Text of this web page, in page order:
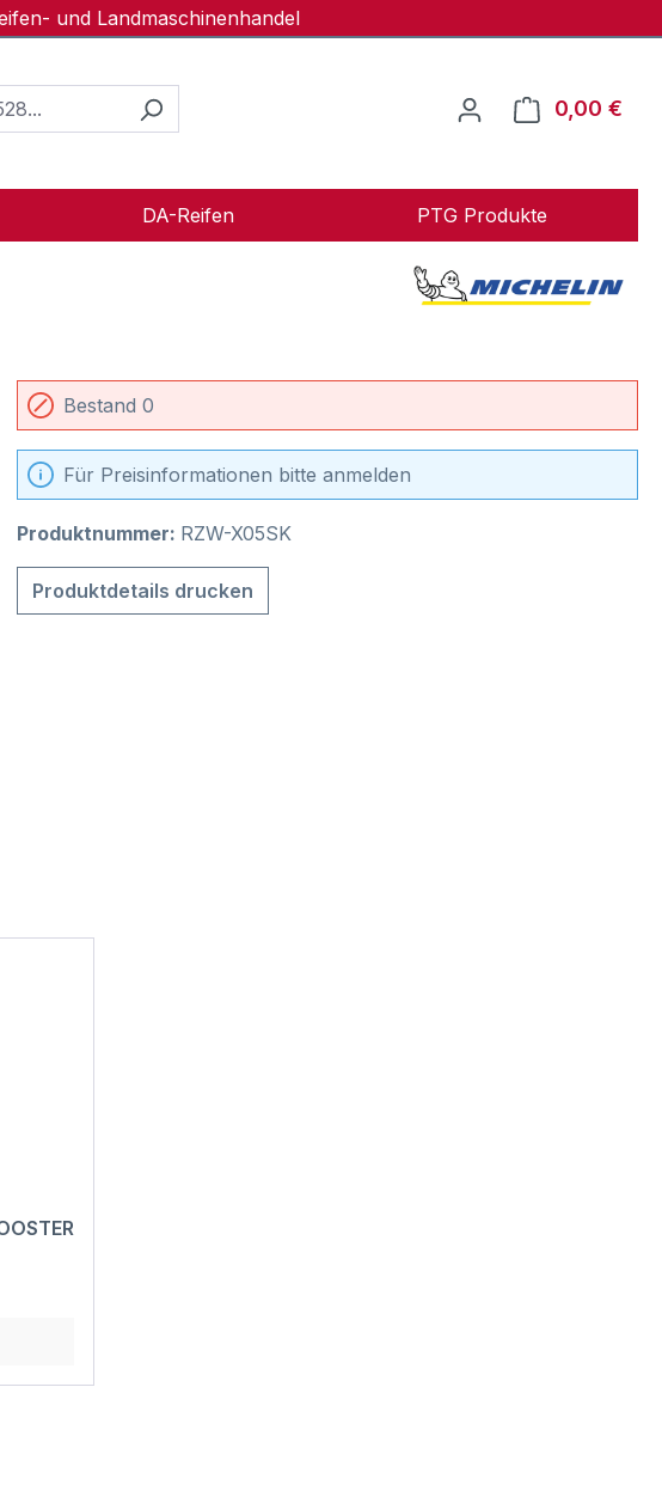
und Landmaschinenhandel
0,00 €
DA-Reifen PTG Produkte
Bestand 0
Für Preisinformationen bitte anmelden
Produktnummer: RZW-X05SK
Produktdetails drucken